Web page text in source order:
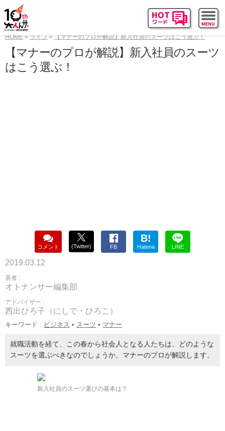
HOME ライフ 【マナーのプロが解説】新入社員のスーツはこう選ぶ！
【マナーのプロが解説】新入社員のスーツ
はこう選ぶ！
コメント (Twitter) FB
B!
Hatena LINE
2019.03.12
著者 :
オトナンサー編集部
アドバイザー :
西出ひろ子（にしで・ひろこ）
キーワード : ビジネス • スーツ • マナー
就職活動を経て、この春から社会人となる人たちは、どのような
スーツを選ぶべきなのでしょうか。マナーのプロが解説します。
新入社員のスーツ選びの基本は？